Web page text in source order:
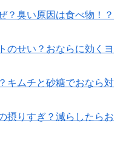
？臭い原因は食べ物！？
のせい？おならに効くヨ
キムチと砂糖でおなら対
摂りすぎ？減らしたらお